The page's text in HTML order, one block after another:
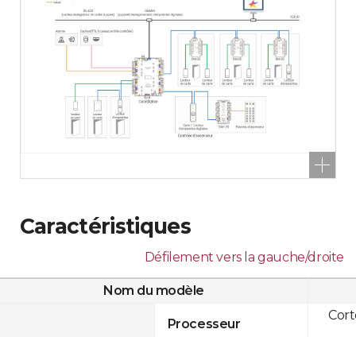
Caractéristiques
Défilement vers la gauche/droite
Nom du modèle
Processeur